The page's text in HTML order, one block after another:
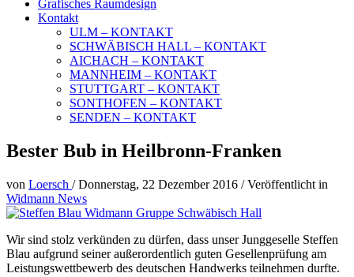
Grafisches Raumdesign
Kontakt
ULM – KONTAKT
SCHWÄBISCH HALL – KONTAKT
AICHACH – KONTAKT
MANNHEIM – KONTAKT
STUTTGART – KONTAKT
SONTHOFEN – KONTAKT
SENDEN – KONTAKT
Bester Bub in Heilbronn-Franken
von Loersch /Donnerstag, 22 Dezember 2016 /Veröffentlicht in
Widmann News
Wir sind stolz verkünden zu dürfen, dass unser Junggeselle Steffen
Blau aufgrund seiner außerordentlich guten Gesellenprüfung am
Leistungswettbewerb des deutschen Handwerks teilnehmen durfte.